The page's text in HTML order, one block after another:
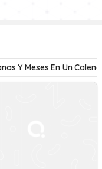
Y Meses En Un